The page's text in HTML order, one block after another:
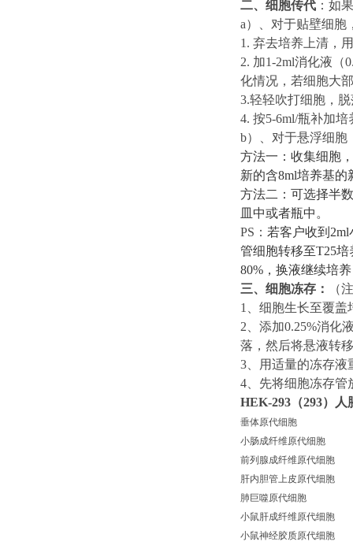
二、 细胞传代 ：如
a）
、对于贴壁细
1. 弃去培养上清，
2. 加1-2ml消化液（
化情况，若细胞大
3.轻轻吹打细胞，
4. 按5-6ml/瓶补加培
b）、 对于悬浮细胞
方法一：收集细胞，
新的含8ml培养基的
方法二：可选择半
皿中或者瓶中。
PS： 若客户收到
管细胞转移至T25培
80%，换液继续培
三、 细胞冻存： （
1
细胞生长至覆盖
2
添加0.25%消化
落，然后将悬液转
3
用适量的冻存液
4
先将细胞冻存管
HEK-293（293）人
垂体原代细胞
小肠成纤维原代细胞
前列腺成纤维原代细胞
肝内胆管上皮原代细胞
肺巨噬原代细胞
小鼠肝成纤维原代细胞
小鼠神经胶质原代细胞